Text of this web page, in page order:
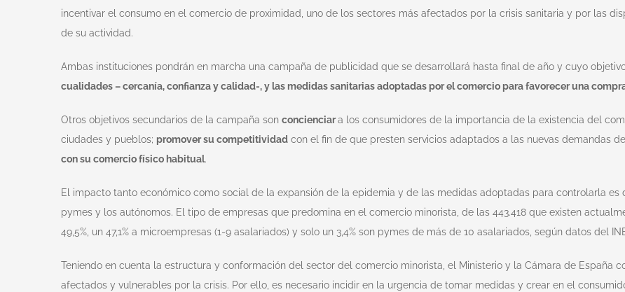
incentivar el consumo en el comercio de proximidad, uno de los sectores más afectados por la crisis sanitaria y por las
de su actividad.
Ambas instituciones pondrán en marcha una campaña de publicidad que se desarrollará hasta final de año y cuyo
cualidades – cercanía, confianza y calidad-, y las medidas sanitarias adoptadas por el comercio para favorecer una
Otros objetivos secundarios de la campaña son concienciara los consumidores de la importancia de la existencia del
ciudades y pueblos; promover su competitividad con el fin de que presten servicios adaptados a las nuevas demandas
con su comercio físico habitual.
El impacto tanto económico como social de la expansión de la epidemia y de las medidas adoptadas para controlarla
pymes y los autónomos. El tipo de empresas que predomina en el comercio minorista, de las 443.418 que existen
49,5%, un 47,1% a microempresas (1-9 asalariados) y solo un 3,4% son pymes de más de 10 asalariados, según datos del
Teniendo en cuenta la estructura y conformación del sector del comercio minorista, el Ministerio y la Cámara de España
afectados y vulnerables por la crisis. Por ello, es necesario incidir en la urgencia de tomar medidas y crear en el